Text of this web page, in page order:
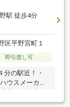
駅 徒歩4分
区平野宮町１
即引渡し可
の駅近！・
ウスメーカー
：約290ｍ（徒